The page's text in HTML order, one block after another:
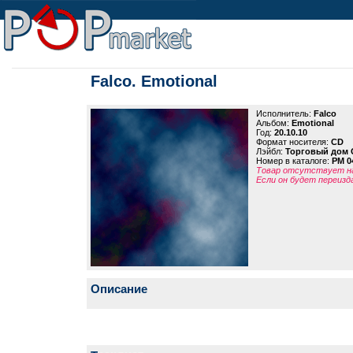
Falco. Emotional
Исполнитель: Falco
Альбом: Emotional
Год: 20.10.10
Формат носителя: CD
Лэйбл: Торговый дом
Номер в каталоге: PM
Товар отсутствует
Если он будет
Описание